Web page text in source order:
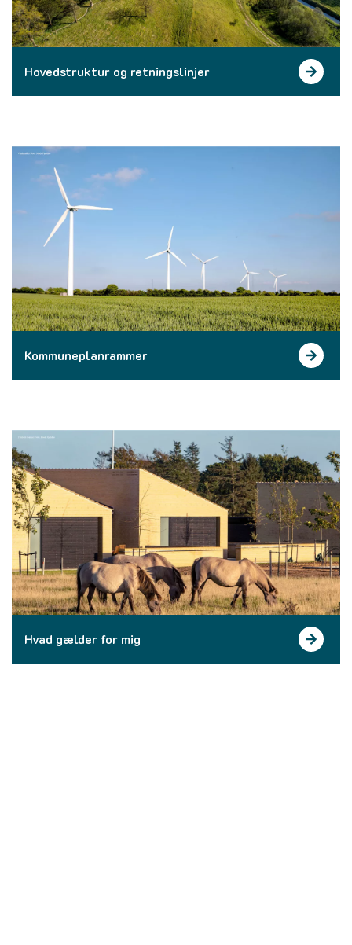
Hovedstruktur og retningslinjer
Kommuneplanrammer
Hvad gælder for mig